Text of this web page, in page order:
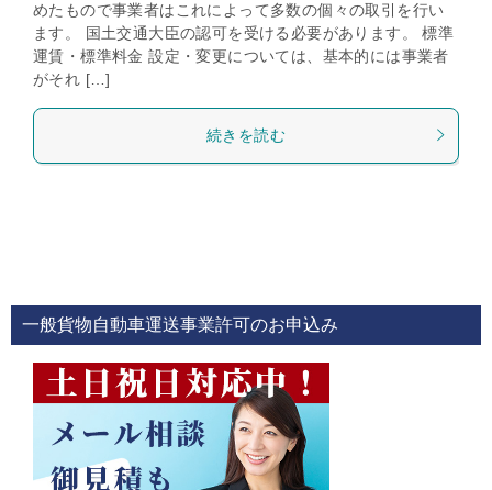
めたもので事業者はこれによって多数の個々の取引を行い
ます。 国土交通大臣の認可を受ける必要があります。 標準
運賃・標準料金 設定・変更については、基本的には事業者
がそれ […]
続きを読む
一般貨物自動車運送事業許可のお申込み